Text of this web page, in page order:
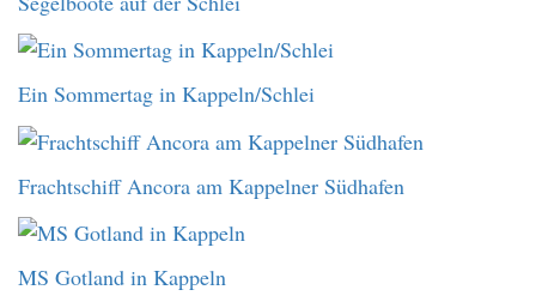
Ein Sommertag in Kappeln/Schlei
Frachtschiff Ancora am Kappelner Südhafen
MS Gotland in Kappeln